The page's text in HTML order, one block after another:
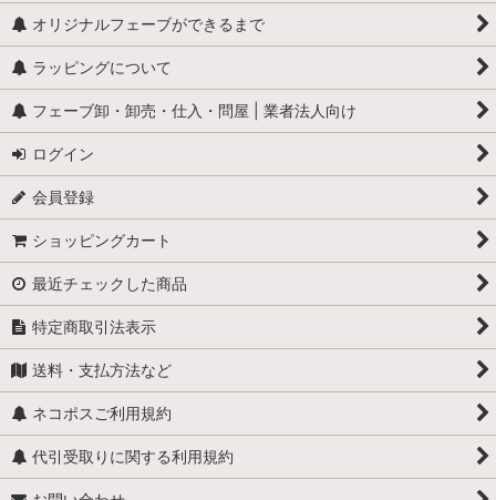
オリジナルフェーブができるまで
ラッピングについて
フェーブ卸・卸売・仕入・問屋 | 業者法人向け
ログイン
会員登録
ショッピングカート
最近チェックした商品
特定商取引法表示
送料・支払方法など
ネコポスご利用規約
代引受取りに関する利用規約